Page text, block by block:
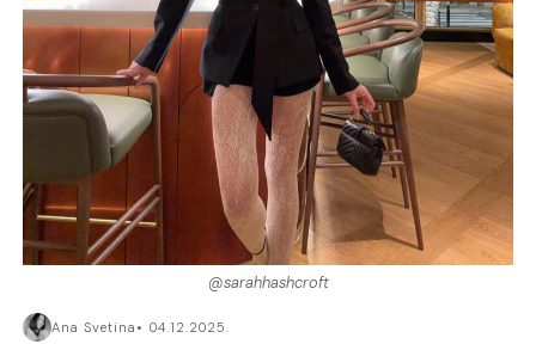
@sarahhashcroft
Ana Svetina 04.12.2025.